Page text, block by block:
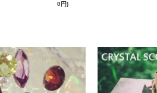
0円)